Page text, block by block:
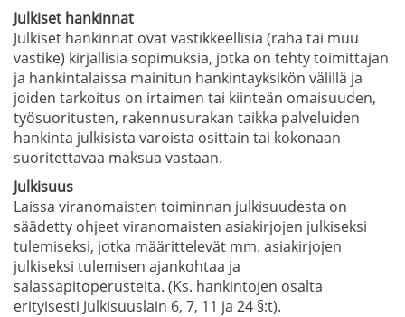
Julkiset hankinnat
Julkiset hankinnat ovat vastikkeellisia (raha tai muu
vastike) kirjallisia sopimuksia, jotka on tehty toimittajan
ja hankintalaissa mainitun hankintayksikön välillä ja
joiden tarkoitus on irtaimen tai kiinteän omaisuuden,
työsuoritusten, rakennusurakan taikka palveluiden
hankinta julkisista varoista osittain tai kokonaan
suoritettavaa maksua vastaan.
Julkisuus
Laissa viranomaisten toiminnan julkisuudesta on
säädetty ohjeet viranomaisten asiakirjojen julkiseksi
tulemiseksi, jotka määrittelevät mm. asiakirjojen
julkiseksi tulemisen ajankohtaa ja
salassapitoperusteita. (Ks. hankintojen osalta
erityisesti Julkisuuslain 6, 7, 11 ja 24 §:t).